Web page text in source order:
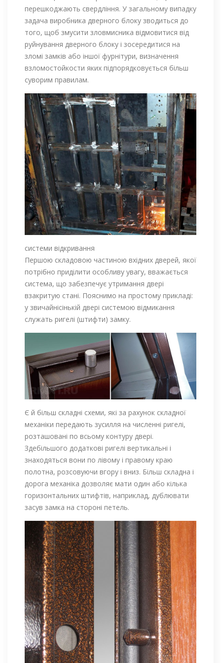
перешкоджають свердління. У загальному випадку
задача виробника дверного блоку зводиться до
того, щоб змусити зловмисника відмовитися від
руйнування дверного блоку і зосередитися на
зломі замків або іншої фурнітури, визначення
взломостойкости яких підпорядковується більш
суворим правилам.
системи відкривання
Першою складовою частиною вхідних дверей, якої
потрібно приділити особливу увагу, вважається
система, що забезпечує утримання двері
взакритую стані. Пояснимо на простому прикладі:
у звичайнісінькій двері системою відмикання
служать ригелі (штифти) замку.
Є й більш складні схеми, які за рахунок складної
механіки передають зусилля на численні ригелі,
розташовані по всьому контуру двері.
Здебільшого додаткові ригелі вертикальні і
знаходяться вони по лівому і правому краю
полотна, розсовуючи вгору і вниз. Більш складна і
дорога механіка дозволяє мати один або кілька
горизонтальних штифтів, наприклад, дублювати
засув замка на стороні петель.